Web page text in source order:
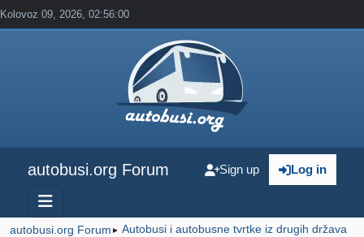
Kolovoz 09, 2026, 02:56:00
autobusi.org Forum Log in
Sign up
autobusi.org Forum ► Autobusi i autobusne tvrtke iz drugih država